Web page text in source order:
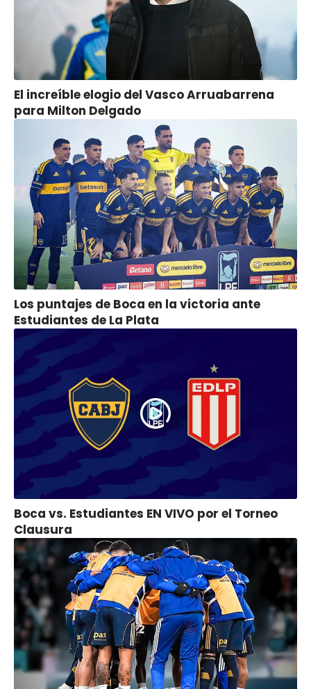
El increíble elogio del Vasco Arruabarrena
para Milton Delgado
Los puntajes de Boca en la victoria ante
Estudiantes de La Plata
Boca vs. Estudiantes EN VIVO por el Torneo
Clausura